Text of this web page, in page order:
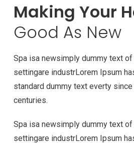
Making Your
Good As New
Spa isa newsimply dummy text
settingare industrLorem Ipsum
standard dummy text everty
centuries.
Spa isa newsimply dummy text
settingare industrLorem Ipsum